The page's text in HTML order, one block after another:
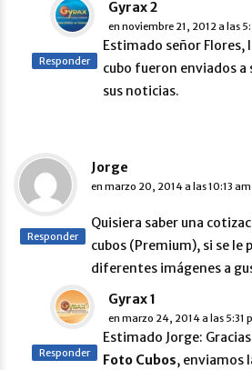
Gyrax 2
en noviembre 21, 2012 a las
Estimado señor
cubo fueron enviados a
sus noticias.
Responder
Jorge
en marzo 20, 2014 a las 10:13 am
Quisiera saber una
cubos (Premium), si se le
diferentes imágenes a
Responder
Gyrax 1
en marzo 24, 2014 a las 5:31
Estimado Jorge:
Foto Cubos, enviamos
Responder